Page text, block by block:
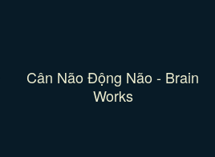
Cân Não Động Não - Brain
Works